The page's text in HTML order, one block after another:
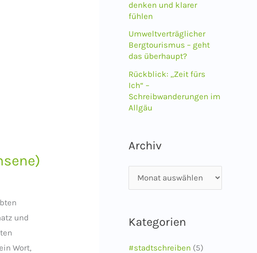
und
Wort,
denken und klarer
fühlen
Umweltverträglicher
Bergtourismus – geht
das überhaupt?
Rückblick: „Zeit fürs
Ich“ –
Schreibwanderungen im
Allgäu
Archiv
r
h
Kategorien
#stadtschreiben (5)